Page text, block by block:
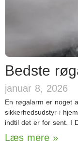
Bedste
januar 8, 2026
En røgalarm er noget
sikkerhedsudstyr i
indtil det er for sent. I
Læs mere »